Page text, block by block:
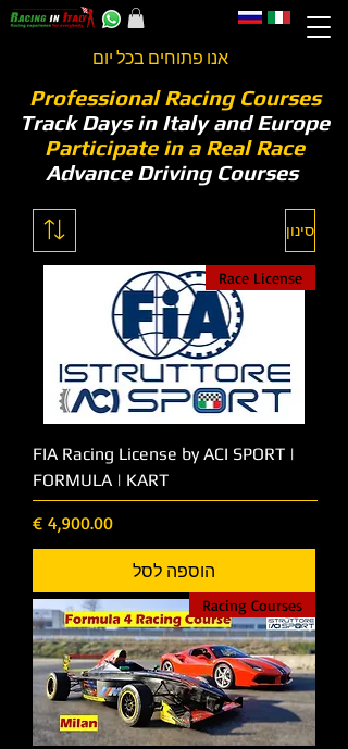
אנו פתוחים בכל יום
Professional Racing Courses
Track Days in Italy and Europe
Participate in a Real Race
Advance Driving Courses
סינון
Race License
FIA Racing License by ACI SPORT |
FORMULA | KART
מחיר
הוספה לסל
Racing Courses